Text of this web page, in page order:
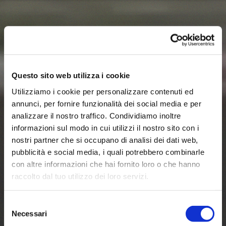
Questo sito web utilizza i cookie
Utilizziamo i cookie per personalizzare contenuti ed
annunci, per fornire funzionalità dei social media e per
analizzare il nostro traffico. Condividiamo inoltre
informazioni sul modo in cui utilizzi il nostro sito con i
nostri partner che si occupano di analisi dei dati web,
pubblicità e social media, i quali potrebbero combinarle
con altre informazioni che hai fornito loro o che hanno
raccolto dal tuo utilizzo dei loro servizi.
delNecessari
FERRARI
CHALLENGE
RACING
EXPERIENCE